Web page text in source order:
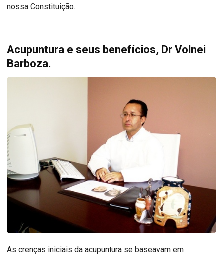
nossa Constituição.
Acupuntura e seus benefícios, Dr Volnei
Barboza.
As crenças iniciais da acupuntura se baseavam em